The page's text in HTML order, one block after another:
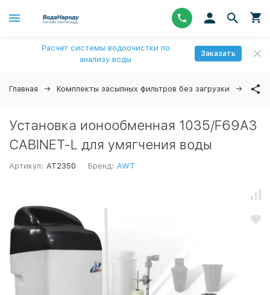
Расчет системы водоочистки по
анализу воды
Заказать
Главная Комплекты засыпных фильтров без загрузки
Установка ионообменная 1035/F69A3
CABINET-L для умягчения воды
Артикул: AT2350 Бренд: AWT